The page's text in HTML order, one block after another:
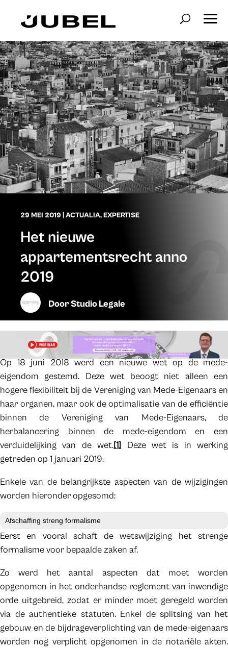
29 MEI 2019 ACTUALIA,EXPERTISE
Het nieuwe
appartementsrecht anno
2019
DoorStudio Legale
Op 18 juni 2018 werd een nieuwe wet op de mede-
eigendom gestemd. Deze wet beoogt niet alleen een
hogere flexibiliteit bij de Vereniging van Mede-Eigenaars en
haar organen, maar ook de optimalisatie van de efficiëntie
binnen de Vereniging van Mede-Eigenaars, de
herbalancering binnen de mede-eigendom en een
verduidelijking van de wet.[1] Deze wet is in werking
getreden op 1 januari 2019.
Enkele van de belangrijkste aspecten van de wijzigingen
worden hieronder opgesomd:
Afschaffing streng formalisme
Eerst en vooral schaft de wetswijziging het strenge
formalisme voor bepaalde zaken af.
Zo werd het aantal aspecten dat moet worden
opgenomen in het onderhandse reglement van inwendige
orde uitgebreid, zodat er minder moet geregeld worden
via de authentieke statuten. Enkel de splitsing van het
gebouw en de bijdrageverplichting van de mede-eigenaars
worden nog verplicht opgenomen in de notariële akten.